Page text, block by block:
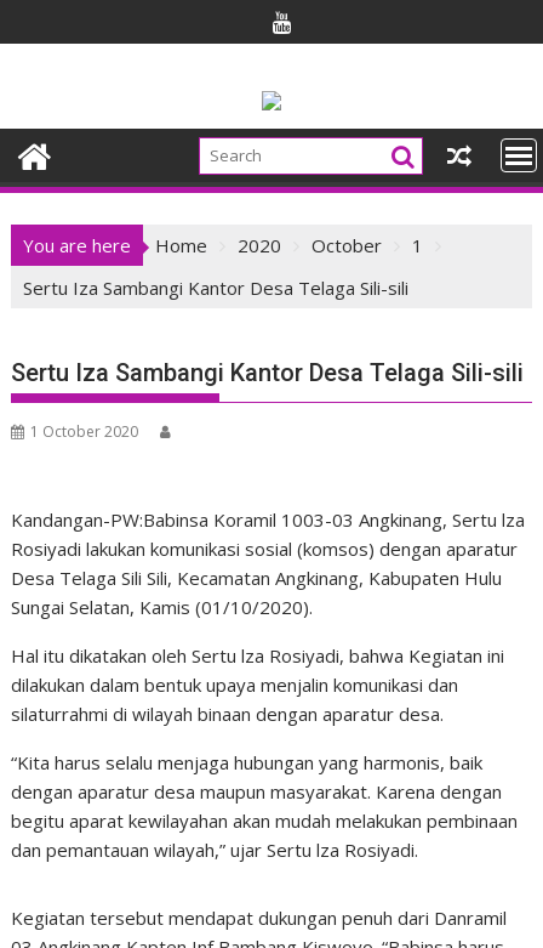
to
You are here Home 2020 October
1
Sertu Iza Sambangi Kantor Desa Telaga Sili-sili
Sertu Iza Sambangi Kantor Desa Telaga Sili-sili
1 October 2020
Kandangan-PW:Babinsa Koramil 1003-03 Angkinang, Sertu lza
Rosiyadi lakukan komunikasi sosial (komsos) dengan aparatur
Desa Telaga Sili Sili, Kecamatan Angkinang, Kabupaten Hulu
Sungai Selatan, Kamis (01/10/2020).
Hal itu dikatakan oleh Sertu lza Rosiyadi, bahwa Kegiatan ini
dilakukan dalam bentuk upaya menjalin komunikasi dan
silaturrahmi di wilayah binaan dengan aparatur desa.
“Kita harus selalu menjaga hubungan yang harmonis, baik
dengan aparatur desa maupun masyarakat. Karena dengan
begitu aparat kewilayahan akan mudah melakukan pembinaan
dan pemantauan wilayah,” ujar Sertu lza Rosiyadi.
Kegiatan tersebut mendapat dukungan penuh dari Danramil